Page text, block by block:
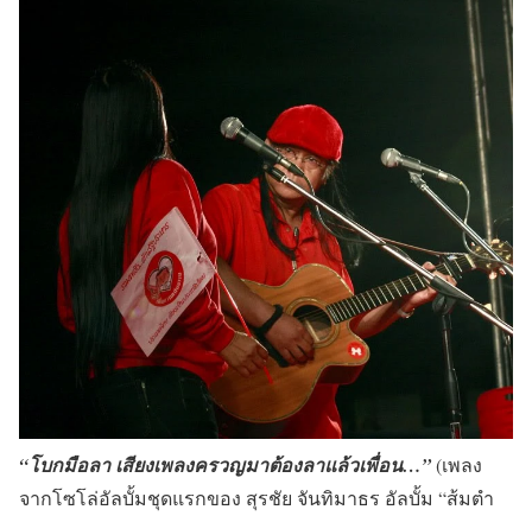
“โบกมือลา เสียงเพลงครวญมาต้องลาแล้วเพื่อน…”(เพลง
จากโซโล่อัลบั้มชุดแรกของ สุรชัย จันทิมาธร อัลบั้ม “ส้มตำ